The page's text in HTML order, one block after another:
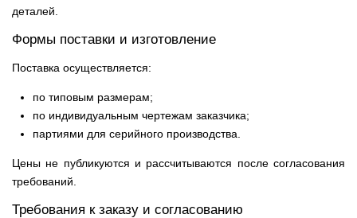
деталей.
Формы поставки и изготовление
Поставка осуществляется:
по типовым размерам;
по индивидуальным чертежам заказчика;
партиями для серийного производства.
Цены не публикуются и рассчитываются после согласования
требований.
Требования к заказу и согласованию